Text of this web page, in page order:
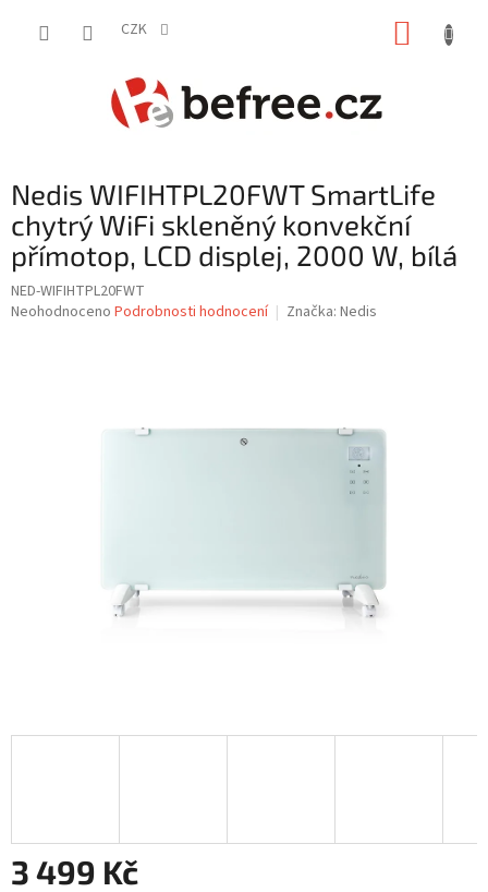
CZK
Nedis WIFIHTPL20FWT SmartLife
chytrý WiFi skleněný konvekční
přímotop, LCD displej, 2000 W, bílá
NED-WIFIHTPL20FWT
Průměrné
Neohodnoceno Podrobnosti hodnocení Značka: Nedis
3 499 Kč